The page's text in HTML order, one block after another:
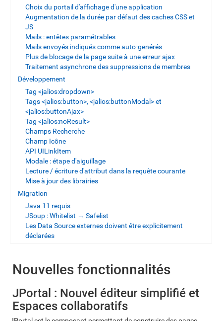
Choix du portail d'affichage d'une application
Augmentation de la durée par défaut des caches CSS et
JS
Mails : entêtes paramétrables
Mails envoyés indiqués comme auto-genérés
Plus de blocage de la page suite à une erreur ajax
Traitement asynchrone des suppressions de membres
Développement
Tag <jalios:dropdown>
Tags <jalios:button>, <jalios:buttonModal> et
<jalios:buttonAjax>
Tag <jalios:noResult>
Champs Recherche
Champ Icône
API UILinkItem
Modale : étape d'aiguillage
Lecture / écriture d'attribut dans la requête courante
Mise à jour des librairies
Migration
Java 11 requis
JSoup : Whitelist → Safelist
Les Data Source externes doivent être explicitement
déclarées
Nouvelles fonctionnalités
JPortal : Nouvel éditeur simplifié et
Espaces collaboratifs